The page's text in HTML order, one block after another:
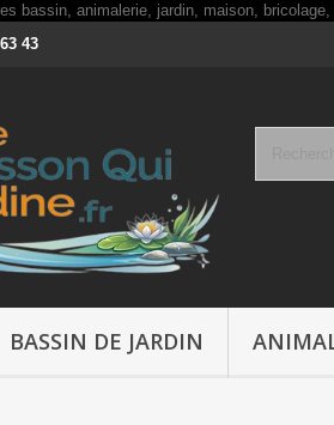
43
BASSIN DE JARDIN